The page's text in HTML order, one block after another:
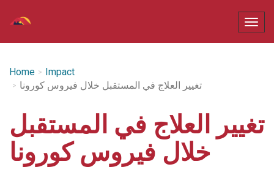
Home
Impact
تغيير العلاج في المستقبل خلال فيروس كورونا
تغيير العلاج في المستقبل
خلال فيروس كورونا